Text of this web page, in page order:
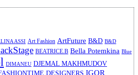
ASSI Art Fashion ArtFuture B&D B&D
BEATRICE.B Bella Potemkina Blue
DIMANEU DJEMAL MAKHMUDOV
DESIGNERS IGOR